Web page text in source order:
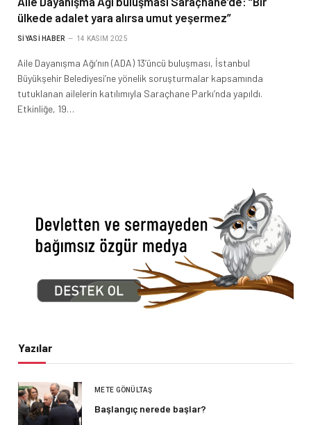
ülkede adalet yara alırsa umut yeşermez”
SIYASI HABER 14 KASIM 2025
Aile Dayanışma Ağı’nın (ADA) 13’üncü buluşması, İstanbul
Büyükşehir Belediyesi’ne yönelik soruşturmalar kapsamında
tutuklanan ailelerin katılımıyla Saraçhane Parkı’nda yapıldı.
Etkinliğe, 19…
Yazılar
METE GÖNÜLTAŞ
Başlangıç nerede başlar?